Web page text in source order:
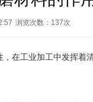
浏览次数： 137次
在工业加工中发挥着